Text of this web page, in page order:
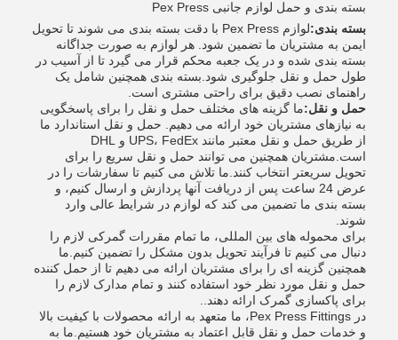
بسته بندی و حمل لوازم جانبی Pex Press
بسته بندی:
لوازم Pex Press با دقت بسته بندی می شوند تا تحویل
ایمن به مشتریان ما تضمین شود. هر لوازم به صورت جداگانه
بسته بندی شده و در یک جعبه محکم قرار می گیرد تا از آسیب در
طول حمل و نقل جلوگیری شود.بسته بندی همچنین شامل یک
راهنمای نصب دقیق برای راحتی مشتری است.
حمل و نقل:ما گزینه های مختلف حمل و نقل را برای پاسخگویی
به نیازهای مشتریان خود ارائه می دهیم. حمل و نقل استاندارد ما
از طریق حمل و نقل معتبر مانند UPS، FedEx و DHL
است.مشتریان همچنین می توانند حمل و نقل سریع را برای
تحویل سریعتر انتخاب کنند.ما تلاش می کنیم تا سفارشات را در
عرض 24 ساعت پس از دریافت آنها پردازش و ارسال کنیم، و
بسته بندی ما تضمین می کند که لوازم در شرایط عالی وارد
شوند.
برای محموله های بین المللی، ما تمام مقررات گمرکی لازم را
دنبال می کنیم تا فرآیند تحویل بدون مشکل را تضمین کنیم.ما
همچنین گزینه ای را برای مشتریان ارائه می دهیم تا از حمل کننده
حمل و نقل مورد نظر خود استفاده کنند و تمام مدارک لازم را
برای پاکسازی گمرک ارائه دهند..
در Pex Press Fittings، ما متعهد به ارائه محصولات با کیفیت بالا
و خدمات حمل و نقل قابل اعتماد به مشتریان خود هستیم.ما به